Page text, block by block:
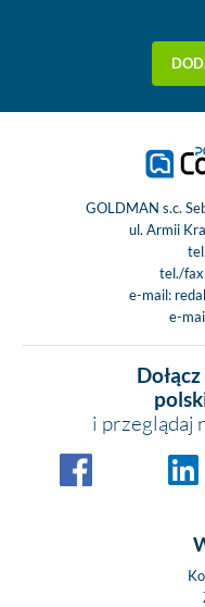
GOLDMAN s.c.
ul. Armii
tel.
tel./
e-mail:
e-
i przeglądaj